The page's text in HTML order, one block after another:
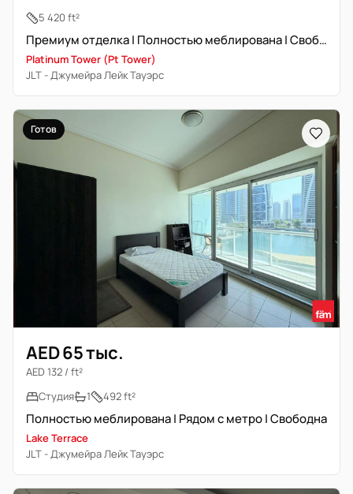
5 420 ft²
Премиум отделка | Полностью меблирована | Свободна | DMCC
Platinum Tower (Pt Tower)
JLT - Джумейра Лейк Тауэрс
Готов
AED 65 тыс.
AED 132 / ft²
Студия
1 492 ft²
Полностью меблирована | Рядом с метро | Свободна
Lake Terrace
JLT - Джумейра Лейк Тауэрс